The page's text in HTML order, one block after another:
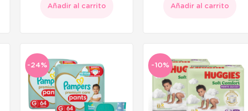
Añadir al carrito Añadir al carrito
-24% -10%